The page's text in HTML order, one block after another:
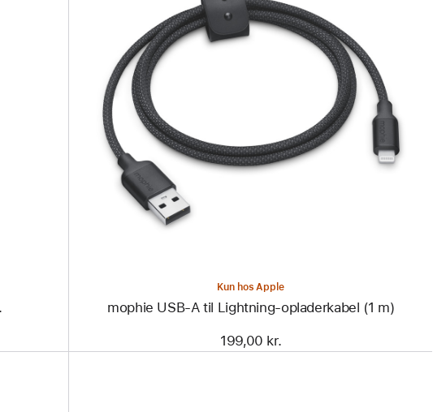
USB-
A
til
Kun hos Apple
mophie USB-A til Lightning-opladerkabel (1 m)
199,00 kr.